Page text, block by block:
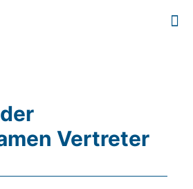
Vertreter